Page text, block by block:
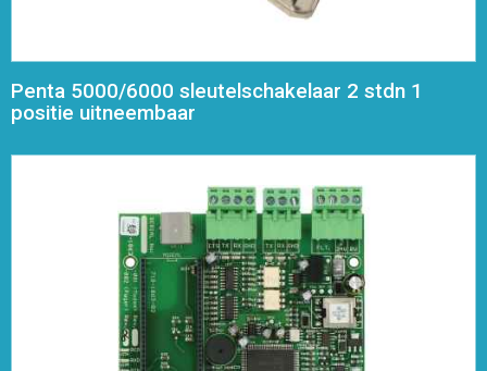
Penta 5000/6000 sleutelschakelaar 2 stdn 1
positie uitneembaar